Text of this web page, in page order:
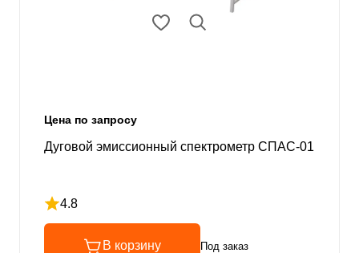
Цена по запросу
Дуговой эмиссионный спектрометр СПАС-01
4.8
Рейтинг 4.8 из 5
В корзину Под заказ